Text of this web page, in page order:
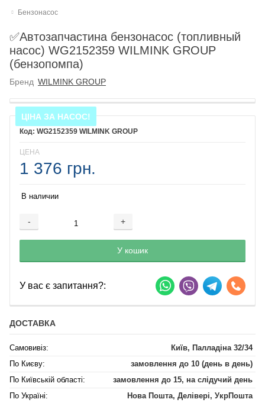
Бензонасос
✅Автозапчастина бензонасос (топливный
насос) WG2152359 WILMINK GROUP
(бензопомпа)
Бренд WILMINK GROUP
ЦІНА ЗА НАСОС!
WG2152359 WILMINK GROUP
ЦЕНА
1 376 грн.
В наличии
- +
Добавляется...
У кошик
Добавлен
У вас є запитання?:
ДОСТАВКА
Самовивіз:
Київ, Палладіна 32/34
По Києву:
замовлення до 10 (день в день)
По Київській області:
замовлення до 15, на слідучий день
По Україні:
Нова Пошта, Делівері, УкрПошта